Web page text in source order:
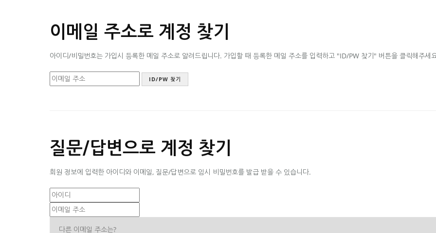
이메일 주소로 계정 찾기
아이디/비밀번호는 가입시 등록한 메일 주소로 알려드립니다. 가입할 때 등록한 메일 주소를 입력하고 "ID/PW 찾기" 버튼을 클릭해주세
질문/답변으로 계정 찾기
회원 정보에 입력한 아이디와 이메일, 질문/답변으로 임시 비밀번호를 발급 받을 수 있습니다.